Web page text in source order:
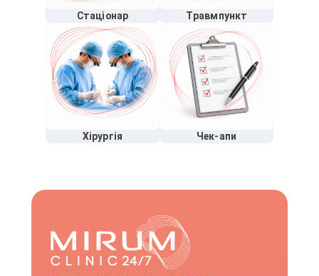
Стаціонар Травмпункт
Хірургія Чек-апи